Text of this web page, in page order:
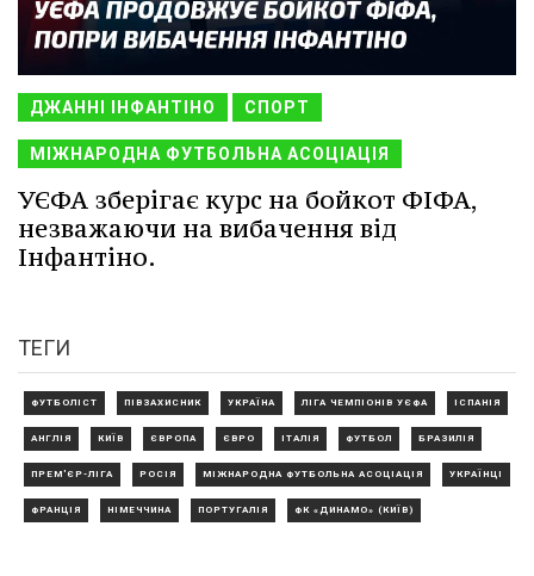
ДЖАННІ ІНФАНТІНО СПОРТ
МІЖНАРОДНА ФУТБОЛЬНА АСОЦІАЦІЯ
УЄФА зберігає курс на бойкот ФІФА,
незважаючи на вибачення від
Інфантіно.
ТЕГИ
ФУТБОЛІСТ ПІВЗАХИСНИК УКРАЇНА ЛІГА ЧЕМПІОНІВ УЄФА ІСПАНІЯ
АНГЛІЯ КИЇВ ЄВРОПА ЄВРО ІТАЛІЯ ФУТБОЛ БРАЗИЛІЯ
ПРЕМ'ЄР-ЛІГА РОСІЯ МІЖНАРОДНА ФУТБОЛЬНА АСОЦІАЦІЯ УКРАЇНЦІ
ФРАНЦІЯ НІМЕЧЧИНА ПОРТУГАЛІЯ ФК «ДИНАМО» (КИЇВ)